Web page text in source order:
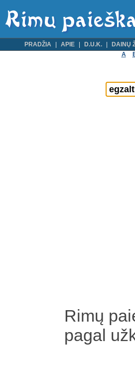
PRADŽIA APIE D.U.K. DAINŲ
A
Rimų
pagal